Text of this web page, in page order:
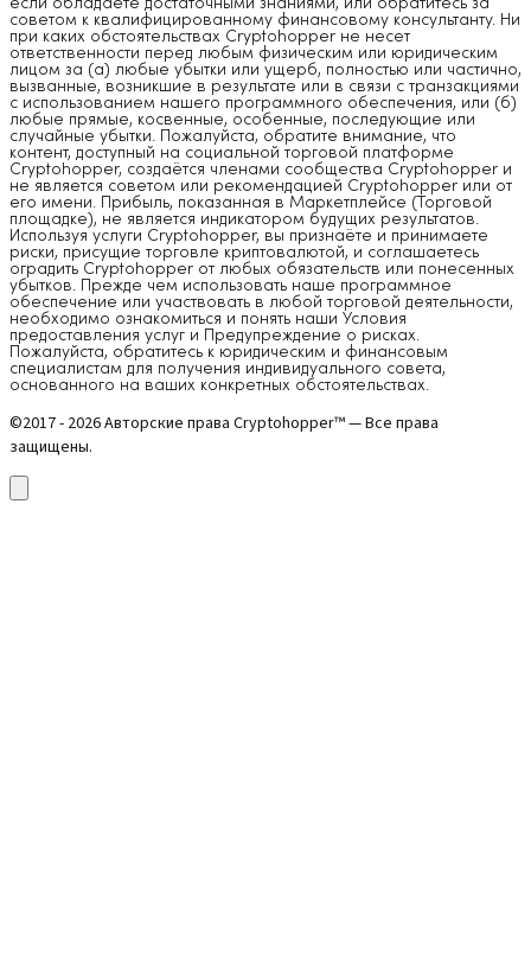
если обладаете достаточными знаниями, или обратитесь за
советом к квалифицированному финансовому консультанту. Ни
при каких обстоятельствах Cryptohopper не несет
ответственности перед любым физическим или юридическим
лицом за (а) любые убытки или ущерб, полностью или частично,
вызванные, возникшие в результате или в связи с транзакциями
с использованием нашего программного обеспечения, или (б)
любые прямые, косвенные, особенные, последующие или
случайные убытки. Пожалуйста, обратите внимание, что
контент, доступный на социальной торговой платформе
Cryptohopper, создаётся членами сообщества Cryptohopper и
не является советом или рекомендацией Cryptohopper или от
его имени. Прибыль, показанная в Маркетплейсе (Торговой
площадке), не является индикатором будущих результатов.
Используя услуги Cryptohopper, вы признаёте и принимаете
риски, присущие торговле криптовалютой, и соглашаетесь
оградить Cryptohopper от любых обязательств или понесенных
убытков. Прежде чем использовать наше программное
обеспечение или участвовать в любой торговой деятельности,
необходимо ознакомиться и понять наши Условия
предоставления услуг и Предупреждение о рисках.
Пожалуйста, обратитесь к юридическим и финансовым
специалистам для получения индивидуального совета,
основанного на ваших конкретных обстоятельствах.
©2017 - 2026 Авторские права Cryptohopper™ — Все права
защищены.